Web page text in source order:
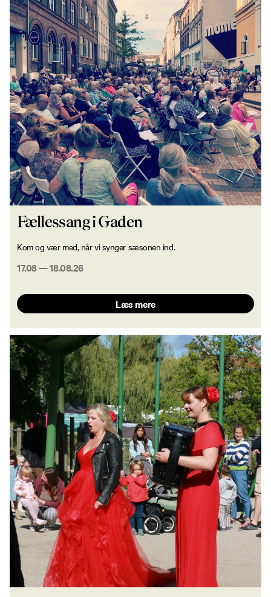
Fællessang i Gaden
Kom og vær med, når vi synger sæsonen ind.
17.08—18.08.26
Læs mere